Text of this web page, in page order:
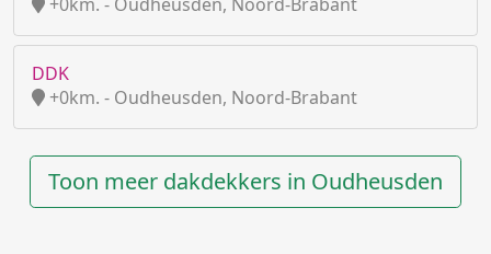
DDK
+0km. - Oudheusden, Noord-Brabant
Toon meer dakdekkers in Oudheusden